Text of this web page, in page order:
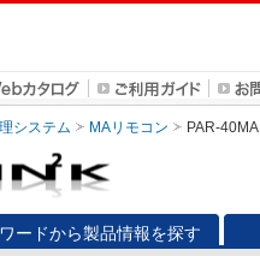
システム MAリモコン PAR-40MA
ードから製品情報を探す